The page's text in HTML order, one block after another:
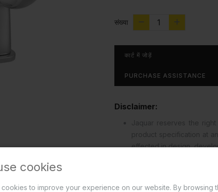
cookies
cookies to improve your experience on our website. By browsing
संख्या
कार्ट में जोड़ें
PURCHASE ASSISTANCE
Disclaimer:
effected in design,